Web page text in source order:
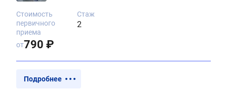
Стаж
2
Стоимость
первичного
приема
от790 ₽
Подробнее